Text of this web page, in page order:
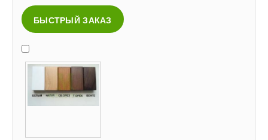
БЫСТРЫЙ ЗАКАЗ